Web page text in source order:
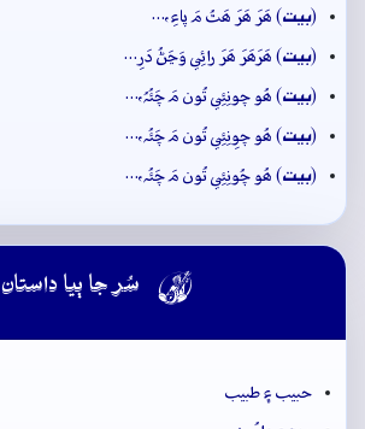
(بيت) ھَرَ ھَرَ ھَٿُ مَ پاءِ،…
(بيت) ھَرَھَرَ ھَرَ رائِي وَڃَڻُ دَرِ…
(بيت) ھُو چونِئِي تُون مَ چَئُہُ،…
(بيت) ھُو چوِنِئِي تُون مَ چَئُہ،…
(بيت) ھُو چُونِئِي تُون مَ چَئُہ،…
 سُر جا ٻيا داستان
حبيب ۽ طبيب